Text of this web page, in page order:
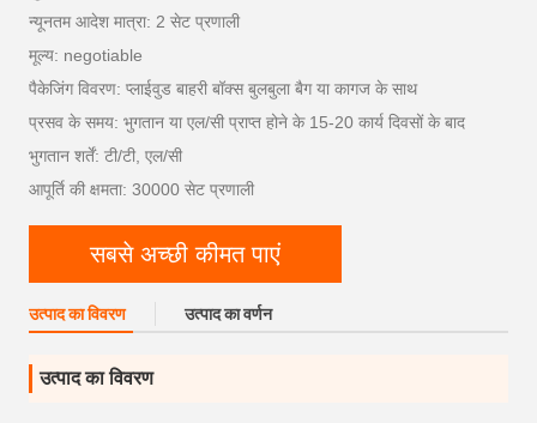
न्यूनतम आदेश मात्रा: 2 सेट प्रणाली
मूल्य: negotiable
पैकेजिंग विवरण: प्लाईवुड बाहरी बॉक्स बुलबुला बैग या कागज के साथ
प्रसव के समय: भुगतान या एल/सी प्राप्त होने के 15-20 कार्य दिवसों के बाद
भुगतान शर्तें: टी/टी, एल/सी
आपूर्ति की क्षमता: 30000 सेट प्रणाली
सबसे अच्छी कीमत पाएं
उत्पाद का विवरण उत्पाद का वर्णन
उत्पाद का विवरण